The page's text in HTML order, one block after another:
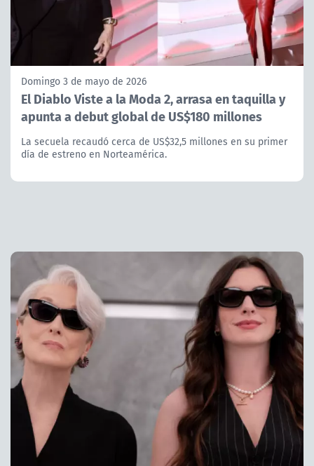
Domingo 3 de mayo de 2026
El Diablo Viste a la Moda 2, arrasa en taquilla y
apunta a debut global de US$180 millones
La secuela recaudó cerca de US$32,5 millones en su primer
día de estreno en Norteamérica.